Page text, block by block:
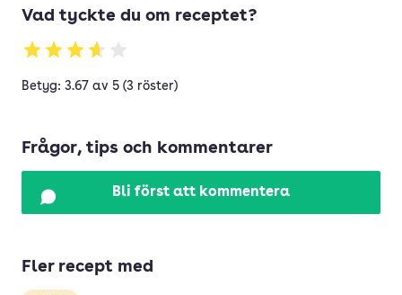
Vad tyckte du om receptet?
Betyg: 3.67 av 5 (3 röster)
Frågor, tips och kommentarer
Bli först att kommentera
Fler recept med